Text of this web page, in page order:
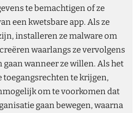
te bemachtigen of ze
een kwetsbare app. Als ze
installeren ze malware om
waarlangs ze vervolgens
wanneer ze willen. Als het
toegangsrechten te krijgen,
om te voorkomen dat
gaan bewegen, waarna